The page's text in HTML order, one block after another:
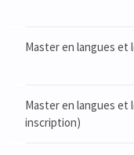
Master en langues
Master en langues
inscription)